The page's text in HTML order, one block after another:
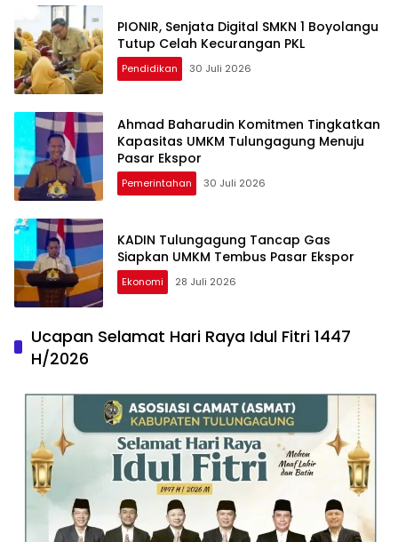
PIONIR, Senjata Digital SMKN 1 Boyolangu
Tutup Celah Kecurangan PKL
Pendidikan 30 Juli 2026
Ahmad Baharudin Komitmen Tingkatkan
Kapasitas UMKM Tulungagung Menuju
Pasar Ekspor
Pemerintahan 30 Juli 2026
KADIN Tulungagung Tancap Gas
Siapkan UMKM Tembus Pasar Ekspor
Ekonomi 28 Juli 2026
Ucapan Selamat Hari Raya Idul Fitri 1447
H/2026